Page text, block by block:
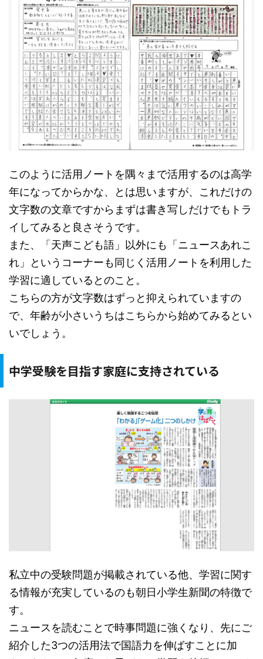
このように活用ノートを隅々まで活用するのは高学
年になってからかな、とは思いますが、これだけの
文字数の文章ですからまずは書き写しだけでもトラ
イしてみると良さそうです。
また、「天声こども語」以外にも「ニュースあれこ
れ」というコーナーも同じく活用ノートを利用した
学習に適しているとのこと。
こちらの方が文字数はずっと抑えられていますの
で、年齢が小さいうちはこちらから始めてみるとい
いでしょう。
中学受験を目指す家庭に支持されている
私立中の受験問題が掲載されている他、学習に関す
る情報が充実しているのも朝日小学生新聞の特徴で
す。
ニュースを読むことで時事問題に強くなり、先にご
紹介した3つの活用法で国語力を伸ばすことに加